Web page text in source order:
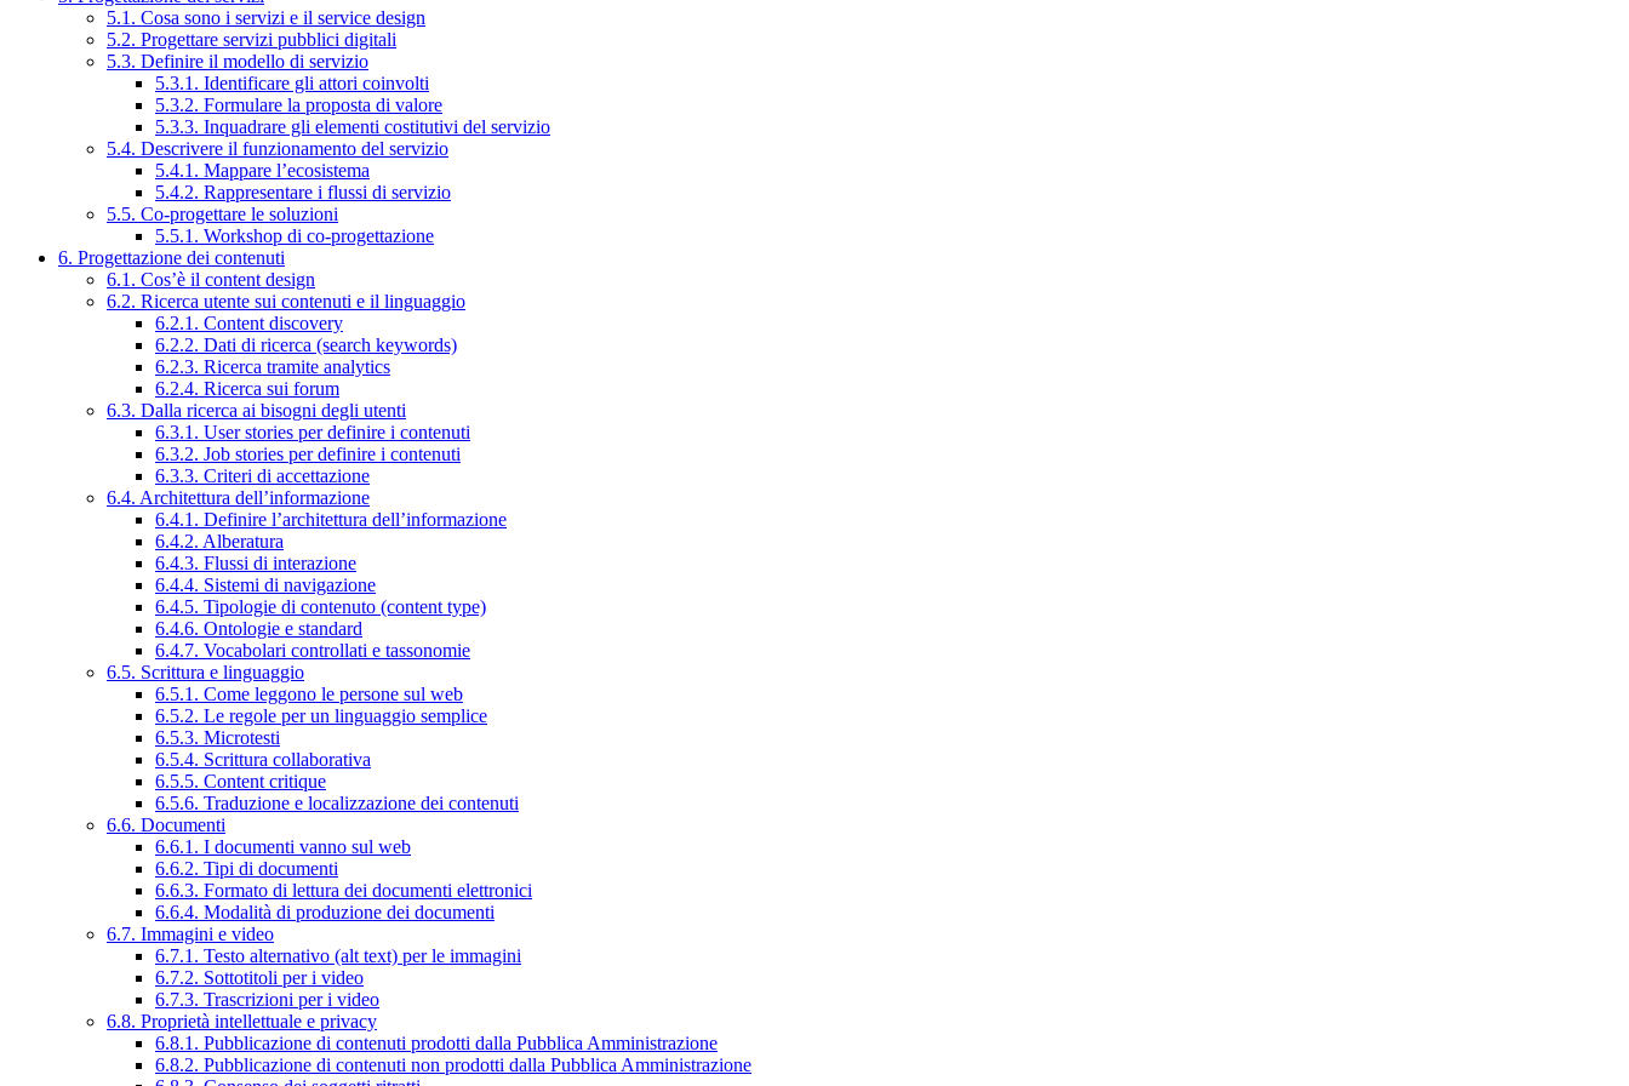
5.1. Cosa sono i servizi e il service design
5.2. Progettare servizi pubblici digitali
5.3. Definire il modello di servizio
5.3.1. Identificare gli attori coinvolti
5.3.2. Formulare la proposta di valore
5.3.3. Inquadrare gli elementi costitutivi del servizio
5.4. Descrivere il funzionamento del servizio
5.4.1. Mappare l’ecosistema
5.4.2. Rappresentare i flussi di servizio
5.5. Co-progettare le soluzioni
5.5.1. Workshop di co-progettazione
6. Progettazione dei contenuti
6.1. Cos’è il content design
6.2. Ricerca utente sui contenuti e il linguaggio
6.2.1. Content discovery
6.2.2. Dati di ricerca (search keywords)
6.2.3. Ricerca tramite analytics
6.2.4. Ricerca sui forum
6.3. Dalla ricerca ai bisogni degli utenti
6.3.1. User stories per definire i contenuti
6.3.2. Job stories per definire i contenuti
6.3.3. Criteri di accettazione
6.4. Architettura dell’informazione
6.4.1. Definire l’architettura dell’informazione
6.4.2. Alberatura
6.4.3. Flussi di interazione
6.4.4. Sistemi di navigazione
6.4.5. Tipologie di contenuto (content type)
6.4.6. Ontologie e standard
6.4.7. Vocabolari controllati e tassonomie
6.5. Scrittura e linguaggio
6.5.1. Come leggono le persone sul web
6.5.2. Le regole per un linguaggio semplice
6.5.3. Microtesti
6.5.4. Scrittura collaborativa
6.5.5. Content critique
6.5.6. Traduzione e localizzazione dei contenuti
6.6. Documenti
6.6.1. I documenti vanno sul web
6.6.2. Tipi di documenti
6.6.3. Formato di lettura dei documenti elettronici
6.6.4. Modalità di produzione dei documenti
6.7. Immagini e video
6.7.1. Testo alternativo (alt text) per le immagini
6.7.2. Sottotitoli per i video
6.7.3. Trascrizioni per i video
6.8. Proprietà intellettuale e privacy
6.8.1. Pubblicazione di contenuti prodotti dalla Pubblica Amministrazione
6.8.2. Pubblicazione di contenuti non prodotti dalla Pubblica Amministrazione